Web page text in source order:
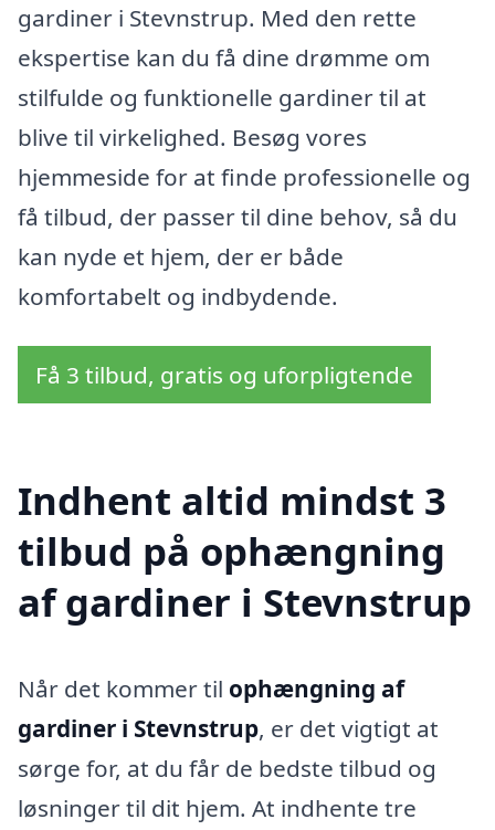
gardiner i Stevnstrup. Med den rette
ekspertise kan du få dine drømme om
stilfulde og funktionelle gardiner til at
blive til virkelighed. Besøg vores
hjemmeside for at finde professionelle og
få tilbud, der passer til dine behov, så du
kan nyde et hjem, der er både
komfortabelt og indbydende.
Få 3 tilbud, gratis og uforpligtende
Indhent altid mindst 3
tilbud på ophængning
af gardiner i Stevnstrup
Når det kommer til ophængning af
gardiner i Stevnstrup, er det vigtigt at
sørge for, at du får de bedste tilbud og
løsninger til dit hjem. At indhente tre